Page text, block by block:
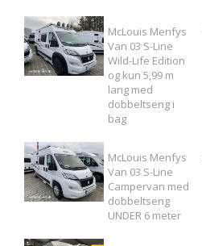
McLouis Menfys
Van 03 S-Line
Wild-Life Edition
og kun 5,99 m
lang med
dobbeltseng i
bag
McLouis Menfys
Van 03 S-Line
Campervan med
dobbeltseng
UNDER 6 meter